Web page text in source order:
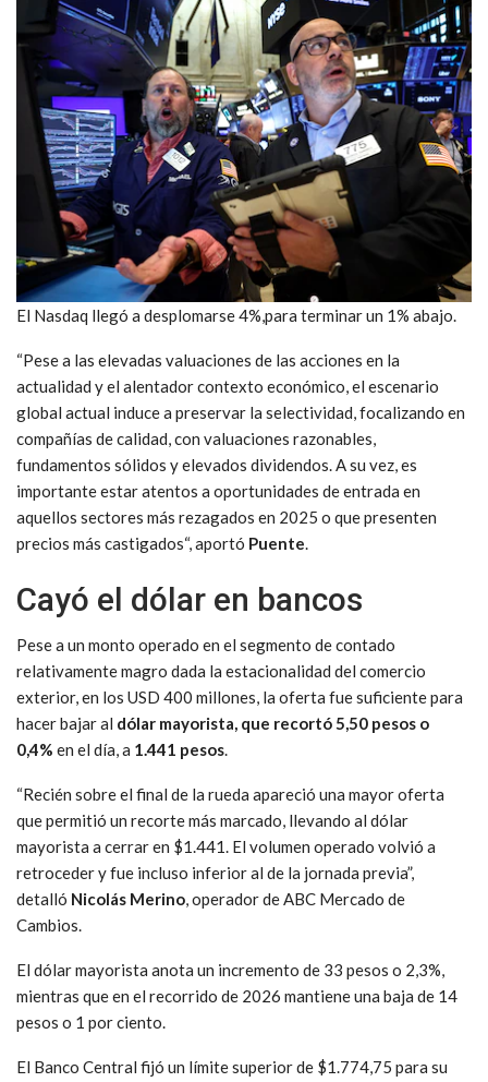
El Nasdaq llegó a desplomarse 4%,para terminar un 1% abajo.
“Pese a las elevadas valuaciones de las acciones en la
actualidad y el alentador contexto económico, el escenario
global actual induce a preservar la selectividad, focalizando en
compañías de calidad, con valuaciones razonables,
fundamentos sólidos y elevados dividendos. A su vez, es
importante estar atentos a oportunidades de entrada en
aquellos sectores más rezagados en 2025 o que presenten
precios más castigados“, aportó Puente.
Cayó el dólar en bancos
Pese a un monto operado en el segmento de contado
relativamente magro dada la estacionalidad del comercio
exterior, en los USD 400 millones, la oferta fue suficiente para
hacer bajar al dólar mayorista, que recortó 5,50 pesos o
0,4% en el día, a 1.441 pesos.
“Recién sobre el final de la rueda apareció una mayor oferta
que permitió un recorte más marcado, llevando al dólar
mayorista a cerrar en $1.441. El volumen operado volvió a
retroceder y fue incluso inferior al de la jornada previa”,
detalló Nicolás Merino, operador de ABC Mercado de
Cambios.
El dólar mayorista anota un incremento de 33 pesos o 2,3%,
mientras que en el recorrido de 2026 mantiene una baja de 14
pesos o 1 por ciento.
El Banco Central fijó un límite superior de $1.774,75 para su